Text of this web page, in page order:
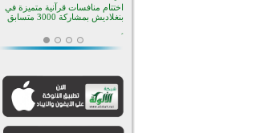
اختتام منافسات قرآنية متميزة في
بنغلاديش بمشاركة 3000 متسابق
أكثر من 400 طالب يشاركون في
مسابقة المعلومات الإسلامية
بالجبل الأسود منذ أكثر من قرن
منطقة ريبوفسي تحتفل بميلاد
مسجد جديد في أجواء إيمانية مميزة